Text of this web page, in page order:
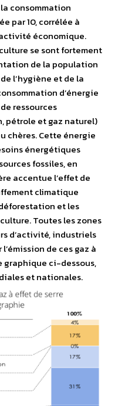
consommation
par 10, corrélée à
économique.
se sont fortement
de la population
l’hygiène et de la
d’énergie
ressources
pétrole et gaz naturel)
chères. Cette énergie
énergétiques
fossiles, en
accentue l’effet de
climatique
et les
Toutes les zones
d’activité, industriels
de ces gaz à
graphique ci-dessous,
et nationales.